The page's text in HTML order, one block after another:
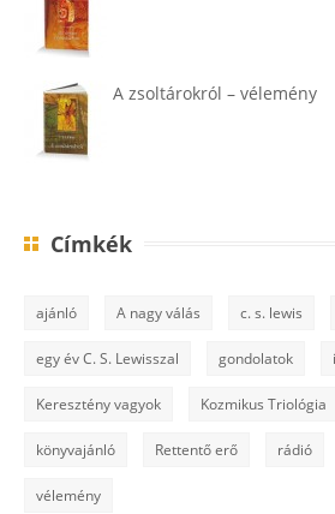
A zsoltárokról – vélemény
Címkék
ajánló A nagy válás c. s. lewis
egy év C. S. Lewisszal gondolatok
Keresztény vagyok Kozmikus Triológia
könyvajánló Rettentő erő rádió
vélemény